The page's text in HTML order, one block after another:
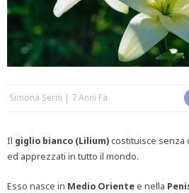
Simona Serni 7 Anni Fa
Il giglio bianco (Lilium)costituisce senza
ed apprezzati in tutto il mondo.
Esso nasce in Medio Orientee nella